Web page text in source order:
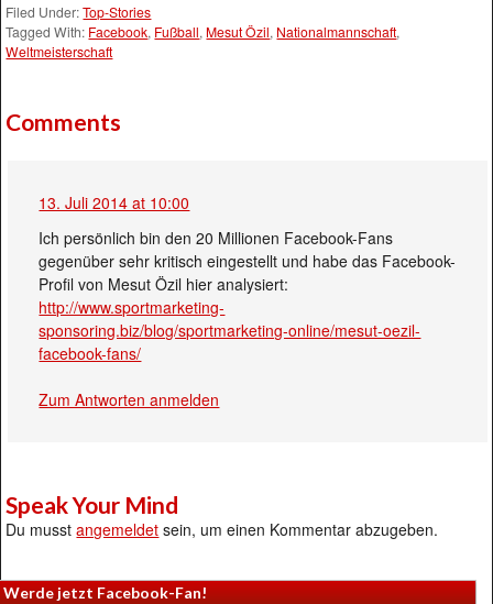
Filed Under:Top-Stories
Tagged With: Facebook, Fußball, Mesut Özil, Nationalmannschaft,
Weltmeisterschaft
Comments
13. Juli 2014 at 10:00
Ich persönlich bin den 20 Millionen Facebook-Fans
gegenüber sehr kritisch eingestellt und habe das Facebook-
Profil von Mesut Özil hier analysiert:
http://www.sportmarketing-
sponsoring.biz/blog/sportmarketing-online/mesut-oezil-
facebook-fans/
Zum Antworten anmelden
Speak Your Mind
Du musstangemeldet sein, um einen Kommentar abzugeben.
Werde jetzt Facebook-Fan!